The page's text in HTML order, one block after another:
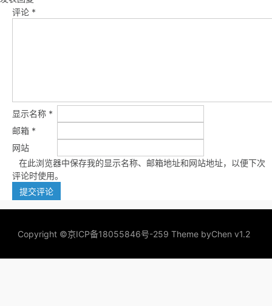
评论 *
显示名称 *
邮箱 *
网站
在此浏览器中保存我的显示名称、邮箱地址和网站地址，以便下次
评论时使用。
Copyright ©京ICP备18055846号-259 Theme byChen v1.2